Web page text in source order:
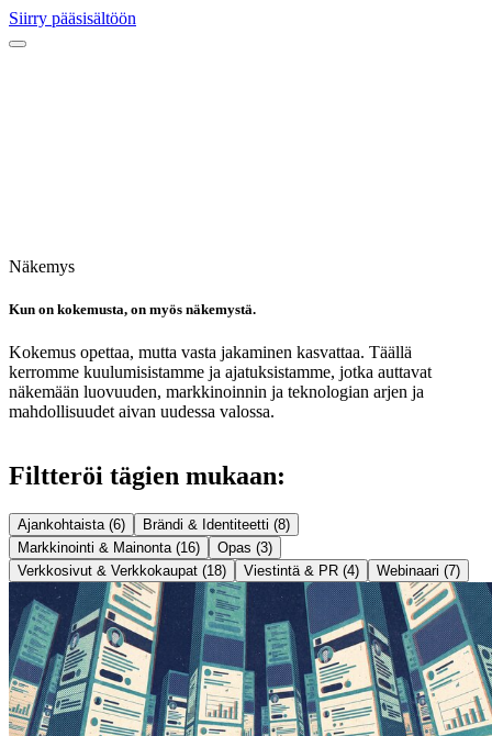
Siirry pääsisältöön
Näkemys
Kun on kokemusta, on myös näkemystä.
Kokemus opettaa, mutta vasta jakaminen kasvattaa. Täällä
kerromme kuulumisistamme ja ajatuksistamme, jotka auttavat
näkemään luovuuden, markkinoinnin ja teknologian arjen ja
mahdollisuudet aivan uudessa valossa.
Filtteröi tägien mukaan:
Ajankohtaista (6)
Brändi & Identiteetti (8)
Markkinointi & Mainonta (16)
Opas (3)
Verkkosivut & Verkkokaupat (18)
Viestintä & PR (4) Webinaari (7)